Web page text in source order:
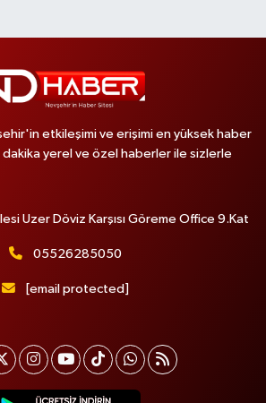
etkileşimi ve erişimi en yüksek haber
yerel ve özel haberler ile sizlerle
Uzer Döviz Karşısı Göreme Office 9.Kat
05526285050
[email protected]